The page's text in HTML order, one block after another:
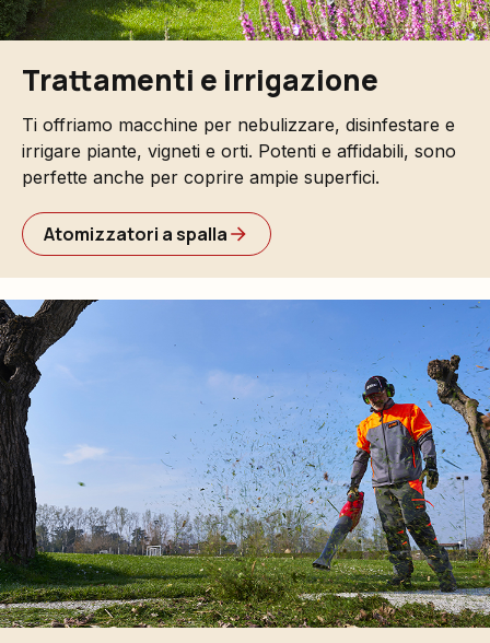
Trattamenti e irrigazione
Ti offriamo macchine per nebulizzare, disinfestare e
irrigare piante, vigneti e orti. Potenti e affidabili, sono
perfette anche per coprire ampie superfici.
Atomizzatori a spalla